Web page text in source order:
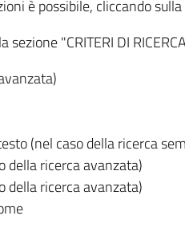
è possibile, cliccando
sezione "CRITERI DI
(nel caso della ricerca
della ricerca avanzata)
della ricerca avanzata)